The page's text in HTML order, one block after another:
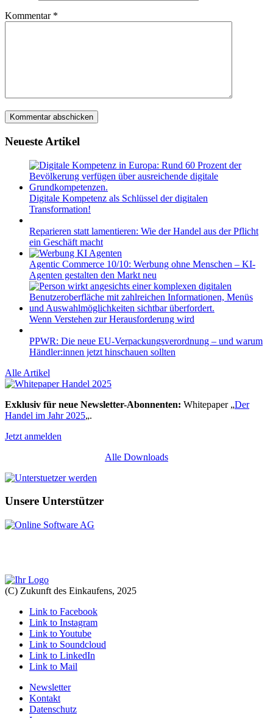
Kommentar *
Neueste Artikel
Digitale Kompetenz als Schlüssel der digitalen
Transformation!
Reparieren statt lamentieren: Wie der Handel aus der Pflicht
ein Geschäft macht
Agentic Commerce 10/10: Werbung ohne Menschen – KI-
Agenten gestalten den Markt neu
Wenn Verstehen zur Herausforderung wird
PPWR: Die neue EU-Verpackungsverordnung – und warum
Händler:innen jetzt hinschauen sollten
Alle Artikel
Exklusiv für neue Newsletter-Abonnenten: Whitepaper „Der
Handel im Jahr 2025„.
Jetzt anmelden
Alle Downloads
Unsere Unterstützer
(C) Zukunft des Einkaufens, 2025
Link to Facebook
Link to Instagram
Link to Youtube
Link to Soundcloud
Link to LinkedIn
Link to Mail
Newsletter
Kontakt
Datenschutz